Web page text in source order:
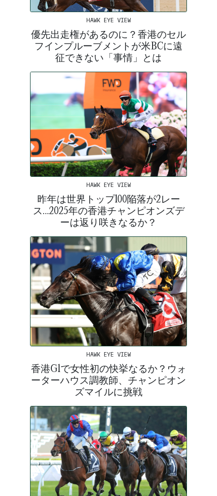
HAWK EYE VIEW
優先出走権があるのに？香港のセル
フインプルーブメントが米BCに遠
征できない「事情」とは
HAWK EYE VIEW
昨年は世界トップ100陥落が2レー
ス…2025年の香港チャンピオンズデ
ーは返り咲きなるか？
HAWK EYE VIEW
香港G1で女性初の快挙なるか？ウォ
ーターハウス調教師、チャンピオン
ズマイルに挑戦